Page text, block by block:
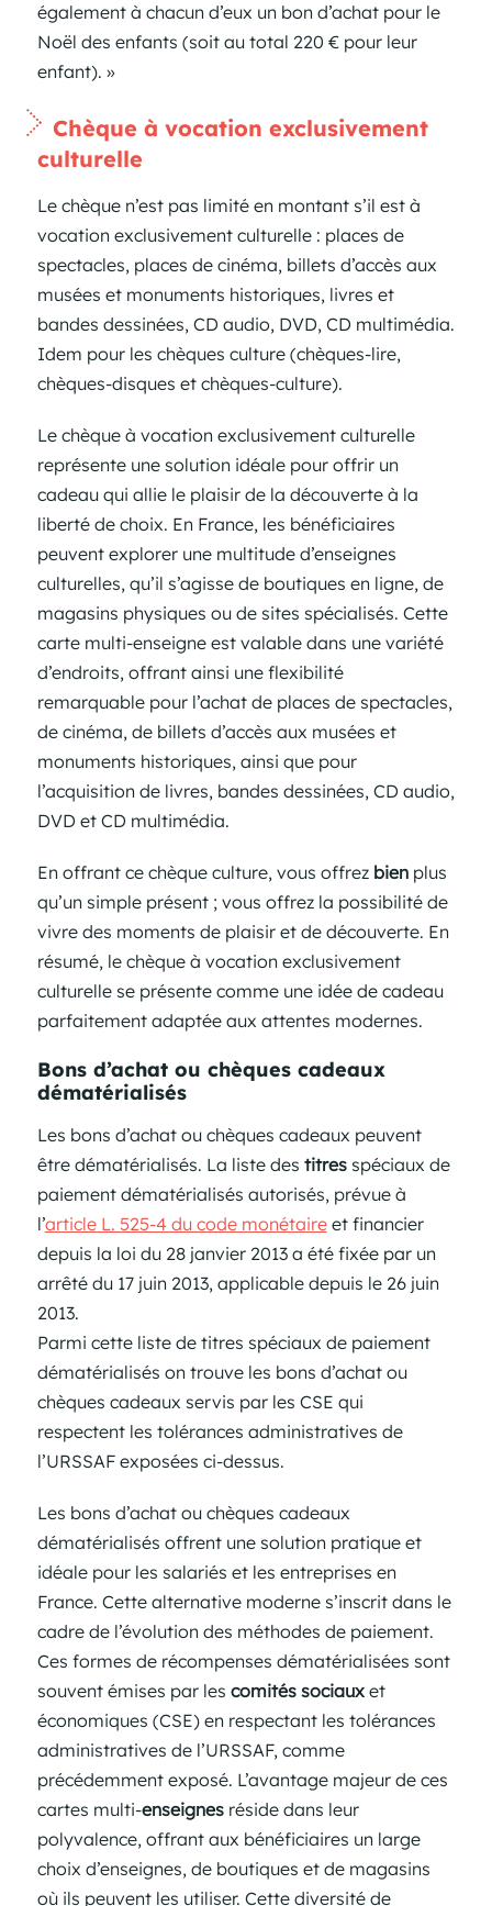
également à chacun d’eux un bon d’achat pour le
Noël des enfants (soit au total 220 € pour leur
enfant). »
Chèque à vocation exclusivement
culturelle
Le chèque n’est pas limité en montant s’il est à
vocation exclusivement culturelle : places de
spectacles, places de cinéma, billets d’accès aux
musées et monuments historiques, livres et
bandes dessinées, CD audio, DVD, CD multimédia.
Idem pour les chèques culture (chèques-lire,
chèques-disques et chèques-culture).
Le chèque à vocation exclusivement culturelle
représente une solution idéale pour offrir un
cadeau qui allie le plaisir de la découverte à la
liberté de choix. En France, les bénéficiaires
peuvent explorer une multitude d’enseignes
culturelles, qu’il s’agisse de boutiques en ligne, de
magasins physiques ou de sites spécialisés. Cette
carte multi-enseigne est valable dans une variété
d’endroits, offrant ainsi une flexibilité
remarquable pour l’achat de places de spectacles,
de cinéma, de billets d’accès aux musées et
monuments historiques, ainsi que pour
l’acquisition de livres, bandes dessinées, CD audio,
DVD et CD multimédia.
En offrant ce chèque culture, vous offrez bienplus
qu’un simple présent ; vous offrez la possibilité de
vivre des moments de plaisir et de découverte. En
résumé, le chèque à vocation exclusivement
culturelle se présente comme une idée de cadeau
parfaitement adaptée aux attentes modernes.
Bons d’achat ou chèques cadeaux
dématérialisés
Les bons d’achat ou chèques cadeaux peuvent
être dématérialisés. La liste des titresspéciaux de
paiement dématérialisés autorisés, prévue à
l’article L. 525-4 du code monétaireet financier
depuis la loi du 28 janvier 2013 a été fixée par un
arrêté du 17 juin 2013, applicable depuis le 26 juin
2013.
Parmi cette liste de titres spéciaux de paiement
dématérialisés on trouve les bons d’achat ou
chèques cadeaux servis par les CSE qui
respectent les tolérances administratives de
l’URSSAF exposées ci-dessus.
Les bons d’achat ou chèques cadeaux
dématérialisés offrent une solution pratique et
idéale pour les salariés et les entreprises en
France. Cette alternative moderne s’inscrit dans le
cadre de l’évolution des méthodes de paiement.
Ces formes de récompenses dématérialisées sont
souvent émises par les comités sociauxet
économiques (CSE) en respectant les tolérances
administratives de l’URSSAF, comme
précédemment exposé. L’avantage majeur de ces
cartes multi-enseignesréside dans leur
polyvalence, offrant aux bénéficiaires un large
choix d’enseignes, de boutiques et de magasins
où ils peuvent les utiliser. Cette diversité de